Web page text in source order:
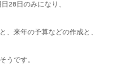
28日のみになり、
、来年の予算などの作成と、
うです。